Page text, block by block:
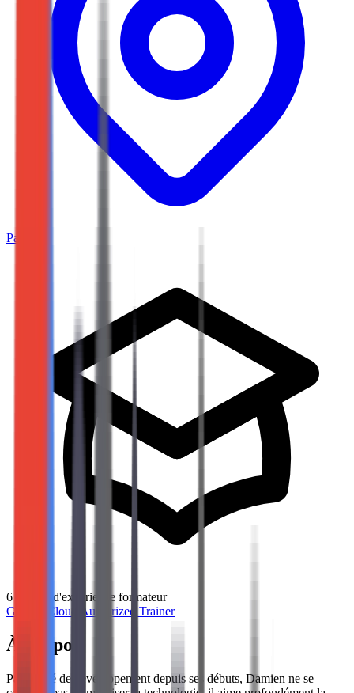
Paris
6
années d'expérience formateur
Google Cloud Authorized Trainer
À propos
Passionné de développement depuis ses débuts, Damien ne se